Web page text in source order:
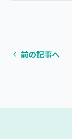
前の記事へ